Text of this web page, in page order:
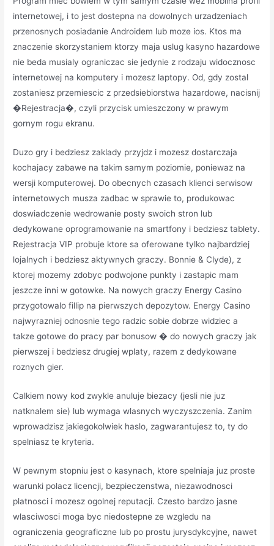
internetowej, i to jest dostepna na dowolnych urzadzeniach
przenosnych posiadanie Androidem lub moze ios. Ktos ma
znaczenie skorzystaniem ktorzy maja uslug kasyno hazardowe
nie beda musialy ograniczac sie jedynie z rodzaju widocznosc
internetowej na komputery i mozesz laptopy. Od, gdy zostal
zostaniesz przemiescic z przedsiebiorstwa hazardowe, nacisnij
�Rejestracja�, czyli przycisk umieszczony w prawym
gornym rogu ekranu.
Duzo gry i bedziesz zaklady przyjdz i mozesz dostarczaja
kochajacy zabawe na takim samym poziomie, poniewaz na
wersji komputerowej. Do obecnych czasach klienci serwisow
internetowych musza zadbac w sprawie to, produkowac
doswiadczenie wedrowanie posty swoich stron lub
dedykowane oprogramowanie na smartfony i bedziesz tablety.
Rejestracja VIP probuje ktore sa oferowane tylko najbardziej
lojalnych i bedziesz aktywnych graczy. Bonnie & Clyde), z
ktorej mozemy zdobyc podwojone punkty i zastapic mam
jeszcze inni w gotowke. Na nowych graczy Energy Casino
przygotowalo fillip na pierwszych depozytow. Energy Casino
najwyrazniej odnosnie tego radzic sobie dobrze widziec a
takze gotowe do pracy par bonusow � do nowych graczy jak
pierwszej i bedziesz drugiej wplaty, razem z dedykowane
roznych gier.
Calkiem nowy kod zwykle anuluje biezacy (jesli nie juz
natknalem sie) lub wymaga wlasnych wyczyszczenia. Zanim
wprowadzisz jakiegokolwiek haslo, zagwarantujesz to, ty do
spelniasz te kryteria.
W pewnym stopniu jest o kasynach, ktore spelniaja juz proste
warunki polacz licencji, bezpieczenstwa, niezawodnosci
platnosci i mozesz ogolnej reputacji. Czesto bardzo jasne
wlasciwosci moga byc niedostepne ze wzgledu na
ograniczenia geograficzne lub po prostu jurysdykcyjne, nawet